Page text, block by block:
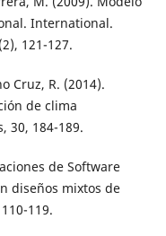
International.
121-127.
Cruz, R. (2014).
de clima
30, 184-189.
de Software
diseños mixtos de
119.